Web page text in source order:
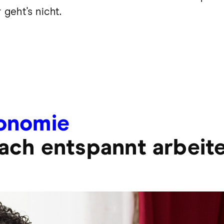
geht's nicht.
entspannt